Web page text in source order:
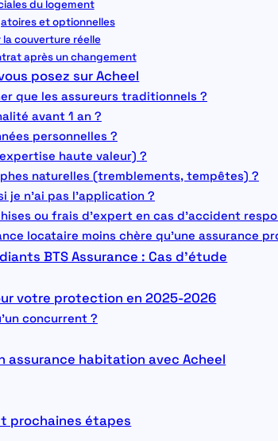
du logement
et optionnelles
la couverture réelle
après un changement
posez sur Acheel
que les assureurs traditionnels ?
avant 1 an ?
personnelles ?
haute valeur) ?
naturelles (tremblements, tempêtes) ?
je n’ai pas l’application ?
ou frais d’expert en cas d’accident
locataire moins chère qu’une assurance
BTS Assurance : Cas d’étude
votre protection en 2025-2026
concurrent ?
assurance habitation avec Acheel
prochaines étapes